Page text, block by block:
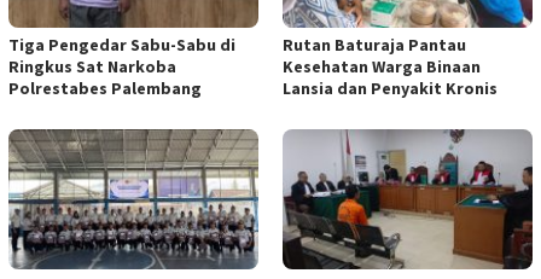
Tiga Pengedar Sabu-Sabu di
Ringkus Sat Narkoba
Polrestabes Palembang
Rutan Baturaja Pantau
Kesehatan Warga Binaan
Lansia dan Penyakit Kronis